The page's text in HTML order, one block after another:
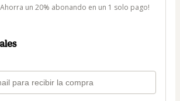
un 20% abonando en un 1 solo pago!